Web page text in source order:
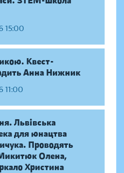
15:00
Квест-
Анна Нижник
11:00
Львівська
для юнацтва
Проводять
Олена,
Христина